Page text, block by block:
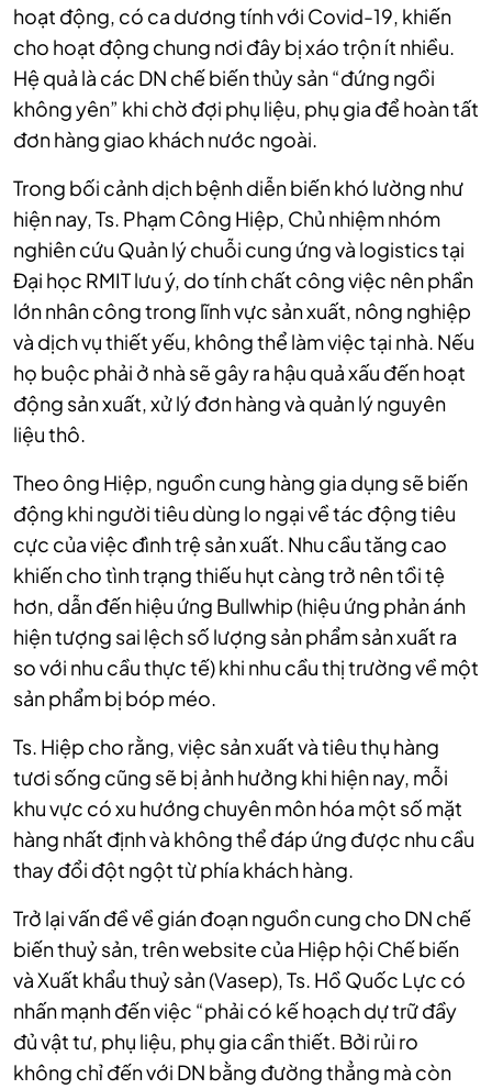
hoạt động, có ca dương tính với Covid-19, khiến
cho hoạt động chung nơi đây bị xáo trộn ít nhiều.
Hệ quả là các DN chế biến thủy sản “đứng ngồi
không yên” khi chờ đợi phụ liệu, phụ gia để hoàn tất
đơn hàng giao khách nước ngoài.
Trong bối cảnh dịch bệnh diễn biến khó lường như
hiện nay, Ts. Phạm Công Hiệp, Chủ nhiệm nhóm
nghiên cứu Quản lý chuỗi cung ứng và logistics tại
Đại học RMIT lưu ý, do tính chất công việc nên phần
lớn nhân công trong lĩnh vực sản xuất, nông nghiệp
và dịch vụ thiết yếu, không thể làm việc tại nhà. Nếu
họ buộc phải ở nhà sẽ gây ra hậu quả xấu đến hoạt
động sản xuất, xử lý đơn hàng và quản lý nguyên
liệu thô.
Theo ông Hiệp, nguồn cung hàng gia dụng sẽ biến
động khi người tiêu dùng lo ngại về tác động tiêu
cực của việc đình trệ sản xuất. Nhu cầu tăng cao
khiến cho tình trạng thiếu hụt càng trở nên tồi tệ
hơn, dẫn đến hiệu ứng Bullwhip (hiệu ứng phản ánh
hiện tượng sai lệch số lượng sản phẩm sản xuất ra
so với nhu cầu thực tế) khi nhu cầu thị trường về một
sản phẩm bị bóp méo.
Ts. Hiệp cho rằng, việc sản xuất và tiêu thụ hàng
tươi sống cũng sẽ bị ảnh hưởng khi hiện nay, mỗi
khu vực có xu hướng chuyên môn hóa một số mặt
hàng nhất định và không thể đáp ứng được nhu cầu
thay đổi đột ngột từ phía khách hàng.
Trở lại vấn đề về gián đoạn nguồn cung cho DN chế
biến thuỷ sản, trên website của Hiệp hội Chế biến
và Xuất khẩu thuỷ sản (Vasep), Ts. Hồ Quốc Lực có
nhấn mạnh đến việc “phải có kế hoạch dự trữ đầy
đủ vật tư, phụ liệu, phụ gia cần thiết. Bởi rủi ro
không chỉ đến với DN bằng đường thẳng mà còn